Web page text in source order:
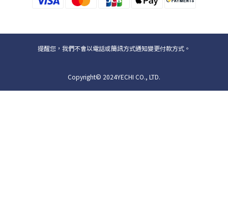
提醒您，我們不會以電話或簡訊方式通知變更付款方式。
Copyright© 2024YECHI CO., LTD.